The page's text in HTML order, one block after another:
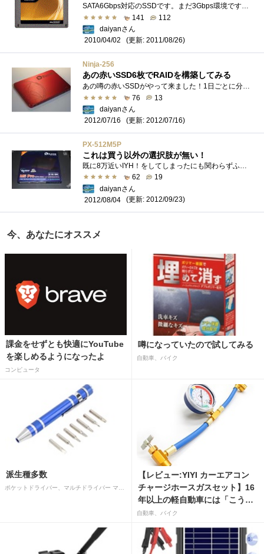
SATA6Gbps対応のSSDです。まだ3Gbps環境ですが270M程度出ています。Corei7980Xを導入予定なので、合わせて6Gbps環境にする予定です。※4/29現状で分かった�...
141
112
daiyanさん
2010/04/02
(更新: 2011/08/26)
Ninja-256
あの赤いSSD6枚でRAIDを構築してみる
76
13
daiyanさん
2012/07/16
(更新: 2012/07/16)
PX-512M5P
これは買う以外の選択肢が無い！
62
19
daiyanさん
2012/08/04
(更新: 2012/09/23)
今、あなたにオススメ
課金をせずとも快適にYouTube
を楽しめるようになったよ
コンピュータ
噂になっていたので試してみる
自動車、バイク
派生種多数
ポケットドライバー、マルチドライバー マルチツールドライバー アルミ合金製 マグネットタイプ 多目的ミニハンドペンドライバー 細ネジ用ドライバーヘッド付き (青)
【レビュー:YIYI カーエアコン
チャージホースガスセット】16
年以上の軽自動車には「こうか
はばつぐんだ」が…
自動車、バイク